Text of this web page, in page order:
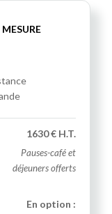
MESURE
1630 € H.T.
Pauses-café et
déjeuners offerts
En option :